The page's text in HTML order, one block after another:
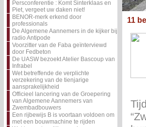
Persconferentie : Komt Sinterklaas en
Piet, vergeet uw daken niet!
BENOR-merk erkend door
professionals
De Algemene Aannemers in de kijker bij
radio Antipode
Voorzitter van de Faba geïnterviewd
door Fedbeton
De UASW bezoekt Atelier Bascoup van
Infrabel
Wet betreffende de verplichte
verzekering van de tienjarige
aansprakelijkheid
Officieel lancering van de Groepering
van Algemene Aannemers van
Zwembadbouwers
Een rijbewijs B is voortaan voldoen om
met een bouwmachine te rijden
11